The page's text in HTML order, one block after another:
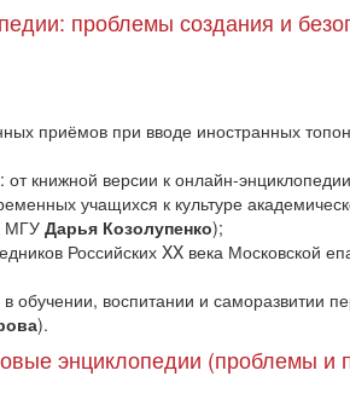
проблемы создания и
приёмов при вводе иностранных
от книжной версии к онлайн-
учащихся к культуре
МГУ Дарья Козолупенко);
Российских XX века Московской
воспитании и саморазвитии
).
энциклопедии (проблемы и